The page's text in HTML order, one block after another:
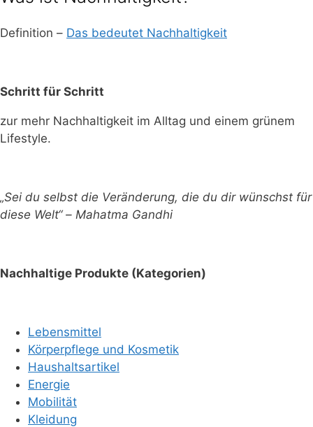
Definition – Das bedeutet Nachhaltigkeit
Schritt für Schritt
zur mehr Nachhaltigkeit im Alltag und einem grünem
Lifestyle.
„Sei du selbst die Veränderung, die du dir wünschst für
diese Welt“ – Mahatma Gandhi
Nachhaltige Produkte (Kategorien)
Lebensmittel
Körperpflege und Kosmetik
Haushaltsartikel
Energie
Mobilität
Kleidung